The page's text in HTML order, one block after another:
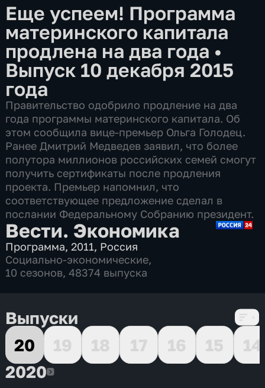
Еще успеем! Программа
материнского капитала
продлена на два года •
Выпуск 10 декабря 2015
года
Правительство одобрило продление на два
года программы материнского капитала. Об
этом сообщила вице-премьер Ольга Голодец.
Ранее Дмитрий Медведев заявил, что более
полутора миллионов российских семей смогут
получить сертификаты после продления
проекта. Премьер напомнил, что
соответствующее предложение сделал в
послании Федеральному Собранию президент.
Вести. Экономика
Программа,2011, Россия
Социально-экономические,
10 сезонов, 48374 выпуска
Выпуски
20
19 18 17 16 15
14
20202020